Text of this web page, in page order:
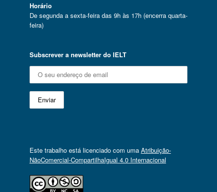
Horário
De segunda a sexta-feira das 9h às 17h (encerra quarta-
feira)
Subscrever a newsletter do IELT
Este trabalho está licenciado com uma Atribuição-
NãoComercial-CompartilhaIgual 4.0 Internacional